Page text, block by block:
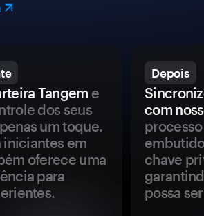
Tangem e
dos seus
um toque.
iniciantes em
oferece uma
para
Depois
com
chave
possa